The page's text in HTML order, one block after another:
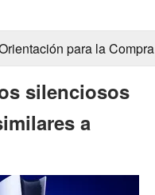
para la Compra
silenciosos
a